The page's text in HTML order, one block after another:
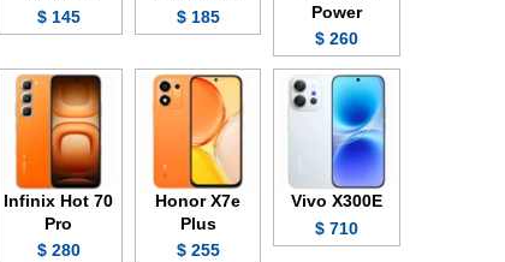
Power
260 $
185 $
145 $
Vivo X300E
710 $
Honor X7e
Plus
255 $
Infinix Hot 70
Pro
280 $